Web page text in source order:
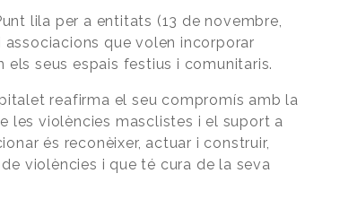
lila per a entitats (13 de novembre,
associacions que volen incorporar
seus espais festius i comunitaris.
reafirma el seu compromís amb la
les violències masclistes i el suport a
és reconèixer, actuar i construir,
violències i que té cura de la seva